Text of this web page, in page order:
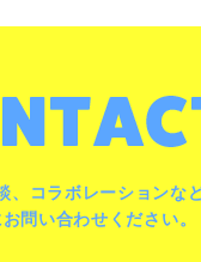
、コラボレーションなど
問い合わせください。